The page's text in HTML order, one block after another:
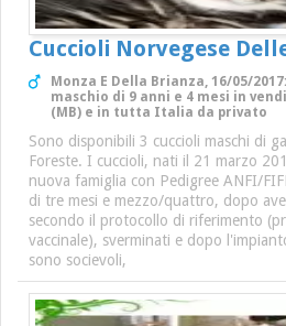
Cuccioli Norvegese
Monza E Della Brianza, 16/05/
maschio di 9 anni e 4 mesi in
(MB) e in tutta Italia da privato
Sono disponibili 3 cuccioli maschi di
Foreste. I cuccioli, nati il 21 marzo
nuova famiglia con Pedigree ANFI/
di tre mesi e mezzo/quattro, dopo
secondo il protocollo di riferimento
vaccinale), sverminati e dopo
sono socievoli,